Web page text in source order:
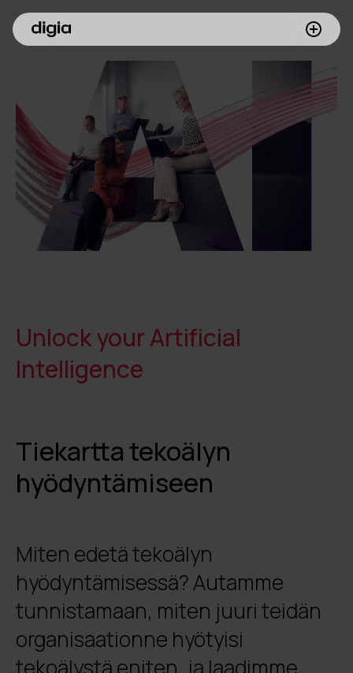
What we do
Customers
Insights
About Digia
Contact us
Unlock your Artificial
Intelligence
Tiekarttatekoälyn
hyödyntämiseen
Miten edetä tekoälyn
hyödyntämisessä? Autamme
tunnistamaan, miten juuri teidän
organisaationne hyötyisi